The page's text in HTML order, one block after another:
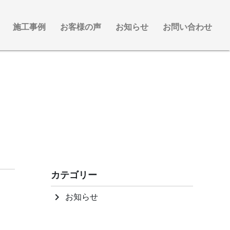
施工事例 お客様の声 お知らせ お問い合わせ
カテゴリー
keyboard_arrow_right お知らせ